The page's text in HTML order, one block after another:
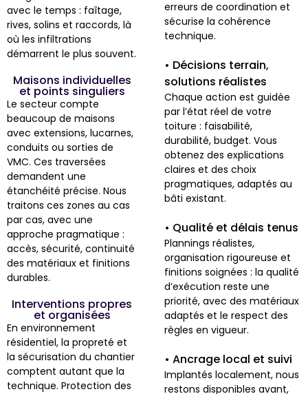
avec le temps : faîtage,
rives, solins et raccords, là
où les infiltrations
démarrent le plus souvent.
Maisons individuelles
et points singuliers
Le secteur compte
beaucoup de maisons
avec extensions, lucarnes,
conduits ou sorties de
VMC. Ces traversées
demandent une
étanchéité précise. Nous
traitons ces zones au cas
par cas, avec une
approche pragmatique :
accès, sécurité, continuité
des matériaux et finitions
durables.
Interventions propres
et organisées
En environnement
résidentiel, la propreté et
la sécurisation du chantier
comptent autant que la
technique. Protection des
erreurs de coordination et
sécurise la cohérence
technique.
• Décisions terrain,
solutions réalistes
Chaque action est guidée
par l’état réel de votre
toiture : faisabilité,
durabilité, budget. Vous
obtenez des explications
claires et des choix
pragmatiques, adaptés au
bâti existant.
• Qualité et délais tenus
Plannings réalistes,
organisation rigoureuse et
finitions soignées : la qualité
d’exécution reste une
priorité, avec des matériaux
adaptés et le respect des
règles en vigueur.
• Ancrage local et suivi
Implantés localement, nous
restons disponibles avant,